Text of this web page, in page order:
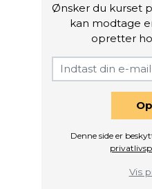
Ønsker du kurset
kan modtage
opretter
Denne side er
Vis